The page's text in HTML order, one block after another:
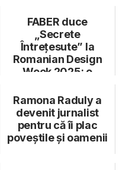
FABER duce
„Secrete
Întrețesute” la
Romanian Design
Week 2025: o
asupra industriei ...
Ramona Raduly a
devenit jurnalist
pentru că îi plac
poveștile și oamenii